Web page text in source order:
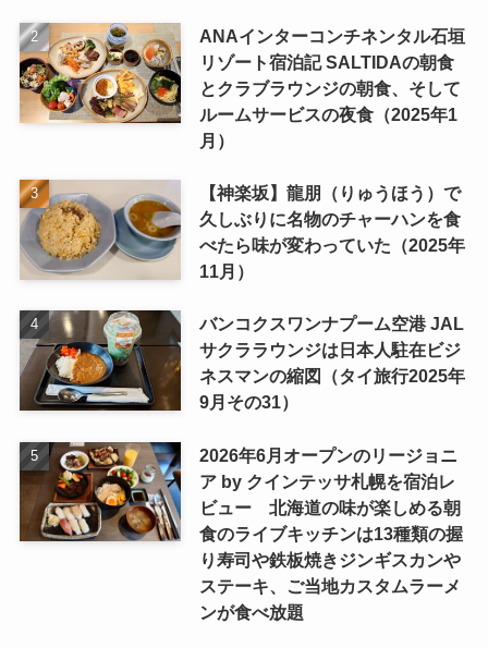
ANAインターコンチネンタル石垣
リゾート宿泊記 SALTIDAの朝食
とクラブラウンジの朝食、そして
ルームサービスの夜食（2025年1
月）
【神楽坂】龍朋（りゅうほう）で
久しぶりに名物のチャーハンを食
べたら味が変わっていた（2025年
11月）
バンコクスワンナプーム空港 JAL
サクララウンジは日本人駐在ビジ
ネスマンの縮図（タイ旅行2025年
9月その31）
2026年6月オープンのリージョニ
ア by クインテッサ札幌を宿泊レ
ビュー 北海道の味が楽しめる朝
食のライブキッチンは13種類の握
り寿司や鉄板焼きジンギスカンや
ステーキ、ご当地カスタムラーメ
ンが食べ放題